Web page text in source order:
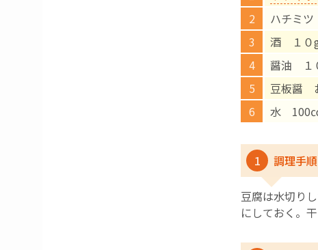
ハチミ
酒 １０
醤油 １
豆板醤
水 100
1 調理手順
豆腐は水切り
にしておく。